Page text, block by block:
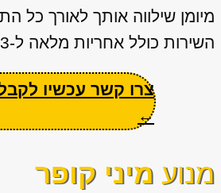
מיומן שילווה אותך לאורך כל
השירות כולל אחריות מלאה ל-3 חודשים.
צרו קשר עכשיו
←
מנוע מיני קופר